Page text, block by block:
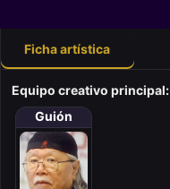
Ficha artística
Equipo creativo principal:
Guión